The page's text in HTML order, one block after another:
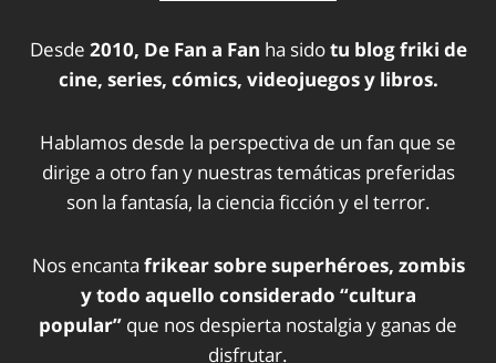
Desde 2010, De Fan a Fan ha sidotu blog friki de
cine, series, cómics, videojuegos y libros.
Hablamos desde la perspectiva de un fan que se
dirige a otro fan y nuestras temáticas preferidas
son la fantasía, la ciencia ficción y el terror.
Nos encanta frikear sobre superhéroes, zombis
y todo aquello considerado “cultura
popular” que nos despierta nostalgia y ganas de
disfrutar.